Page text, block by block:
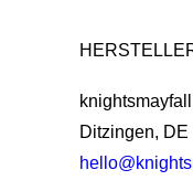
Ditzingen, DE